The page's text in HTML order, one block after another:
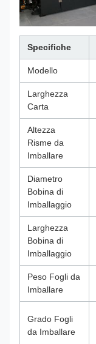
Specifiche
Modello
Larghezza
Carta
Altezza
Risme da
Imballare
Diametro
Bobina di
Imballaggio
Larghezza
Bobina di
Imballaggio
Peso Fogli da
Imballare
Grado Fogli
da Imballare